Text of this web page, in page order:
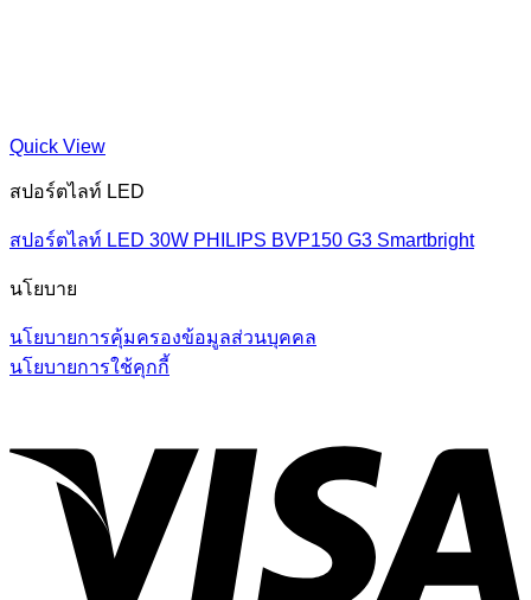
Quick View
สปอร์ตไลท์ LED
สปอร์ตไลท์ LED 30W PHILIPS BVP150 G3 Smartbright
นโยบาย
นโยบายการคุ้มครองข้อมูลส่วนบุคคล
นโยบายการใช้คุกกี้